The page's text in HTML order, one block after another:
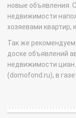
новые объявления.
недвижимости
хозяевами квартир,
Так же
доске объявлений
недвижимости
(domofond.ru), в